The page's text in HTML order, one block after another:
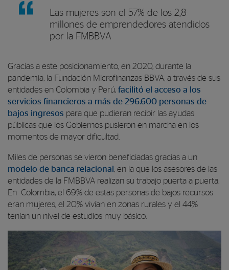
Las mujeres son el 57% de los 2,8
millones de emprendedores atendidos
por la FMBBVA
Gracias a este posicionamiento, en 2020, durante la
pandemia, la Fundación Microfinanzas BBVA, a través de sus
entidades en Colombia y Perú, facilitó el acceso a los
servicios financieros a más de 296.600 personas de
bajos ingresos para que pudieran recibir las ayudas
públicas que los Gobiernos pusieron en marcha en los
momentos de mayor dificultad.
Miles de personas se vieron beneficiadas gracias a un
modelo de banca relacional , en la que los asesores de las
entidades de la FMBBVA realizan su trabajo puerta a puerta.
En Colombia, el 69% de estas personas de bajos recursos
eran mujeres, el 20% vivían en zonas rurales y el 44%
tenían un nivel de estudios muy básico.